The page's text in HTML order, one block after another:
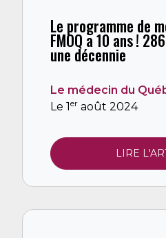
Le programme de
FMOQ a 10 ans !
une décennie
Le médecin du
Le 1er août 2024
LIRE